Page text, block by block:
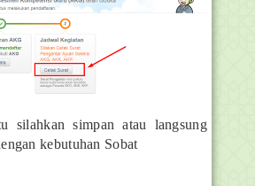
silahkan simpan atau langsung
kebutuhan Sobat